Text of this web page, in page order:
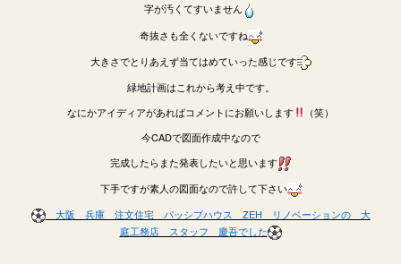
字が汚くてすいません
奇抜さも全くないですね
大きさでとりあえず当てはめていった感じです
緑地計画はこれから考え中です。
なにかアイディアがあればコメントにお願いします
（笑）
今CADで図面作成中なので
完成したらまた発表したいと思います
下手ですが素人の図面なので許して下さい
大阪 兵庫 注文住宅 パッシブハウス ZEH リノベーションの 大
庭工務店 スタッフ 慶吾でした